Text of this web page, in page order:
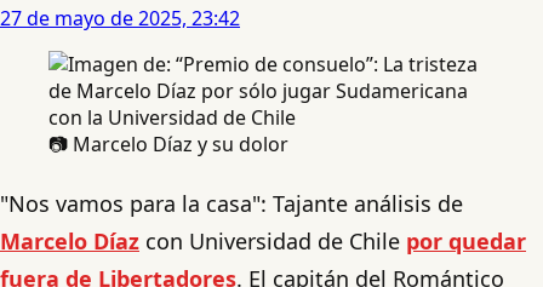
27 de mayo de 2025, 23:42
📷 Marcelo Díaz y su dolor
"Nos vamos para la casa": Tajante análisis de
Marcelo Díaz con Universidad de Chile por quedar
fuera de Libertadores. El capitán del Romántico